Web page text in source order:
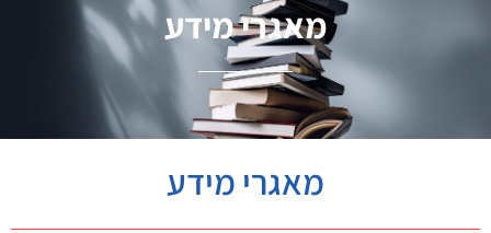
מאגרי מידע
מאגרי מידע